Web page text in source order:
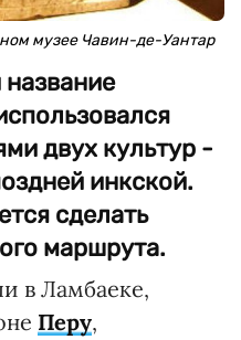
музее Чавин-де-Уантар
двух культур -
инкской.
сделать
маршрута.
в Ламбаеке,
Перу,